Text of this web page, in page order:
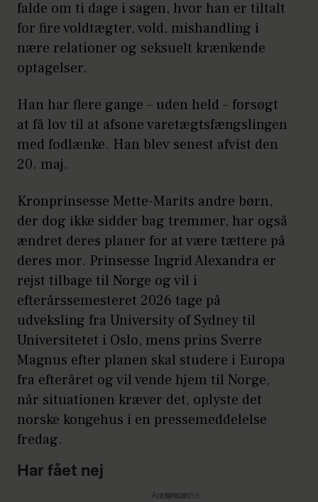
falde om ti dage i sagen, hvor han er tiltalt
for fire voldtægter, vold, mishandling i
nære relationer og seksuelt krænkende
optagelser.
Han har flere gange – uden held – forsøgt
at få lov til at afsone varetægtsfængslingen
med fodlænke. Han blev senest afvist den
20. maj.
Kronprinsesse Mette-Marits andre børn,
der dog ikke sidder bag tremmer, har også
ændret deres planer for at være tættere på
deres mor. Prinsesse Ingrid Alexandra er
rejst tilbage til Norge og vil i
efterårssemesteret 2026 tage på
udveksling fra University of Sydney til
Universitetet i Oslo, mens prins Sverre
Magnus efter planen skal studere i Europa
fra efteråret og vil vende hjem til Norge,
når situationen kræver det, oplyste det
norske kongehus i en pressemeddelelse
fredag.
Har fået nej
Annonce